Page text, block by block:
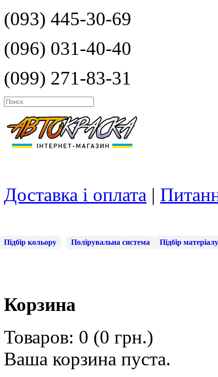
(093) 445-30-69
(096) 031-40-40
(099) 271-83-31
Доставка і оплата |
Підбір кольору Полірувальна система Підбір матеріалу
Корзина
Товаров: 0 (0 грн.)
Ваша корзина пуста.